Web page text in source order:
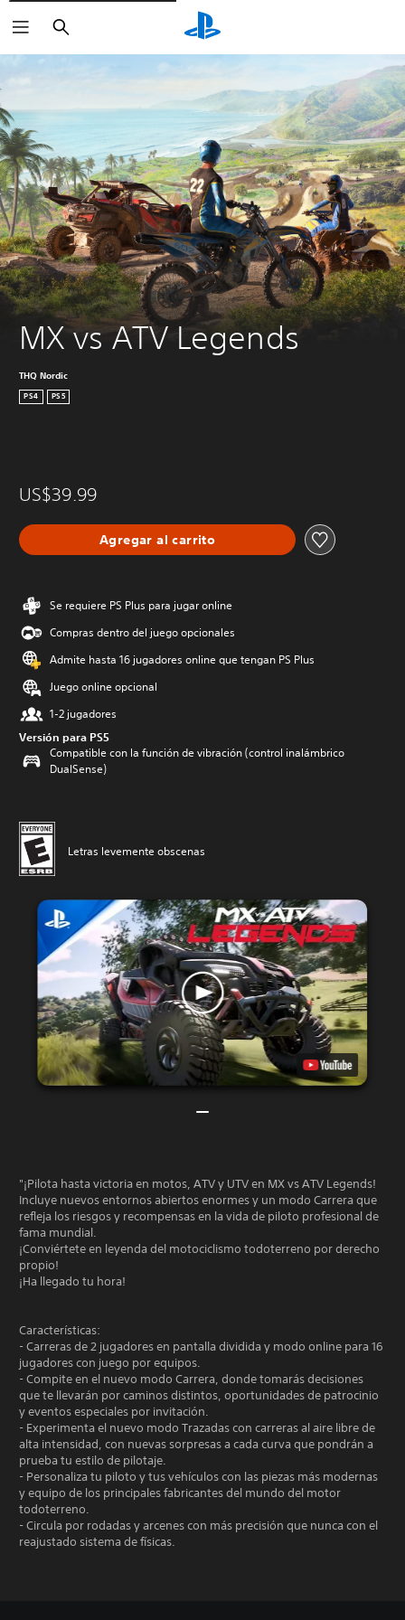
Buscar
MX vs ATV Legends
THQ Nordic
PS4 PS5
US$39.99
Agregar al carrito
Se requiere PS Plus para jugar online
Compras dentro del juego opcionales
Admite hasta 16 jugadores online que tengan PS Plus
Juego online opcional
1-2 jugadores
Versión para PS5
Compatible con la función de vibración (control inalámbrico
DualSense)
Letras levemente obscenas
"¡Pilota hasta victoria en motos, ATV y UTV en MX vs ATV Legends!
Incluye nuevos entornos abiertos enormes y un modo Carrera que
refleja los riesgos y recompensas en la vida de piloto profesional de
fama mundial.
¡Conviértete en leyenda del motociclismo todoterreno por derecho
propio!
¡Ha llegado tu hora!
Características:
- Carreras de 2 jugadores en pantalla dividida y modo online para 16
jugadores con juego por equipos.
- Compite en el nuevo modo Carrera, donde tomarás decisiones
que te llevarán por caminos distintos, oportunidades de patrocinio
y eventos especiales por invitación.
- Experimenta el nuevo modo Trazadas con carreras al aire libre de
alta intensidad, con nuevas sorpresas a cada curva que pondrán a
prueba tu estilo de pilotaje.
- Personaliza tu piloto y tus vehículos con las piezas más modernas
y equipo de los principales fabricantes del mundo del motor
todoterreno.
- Circula por rodadas y arcenes con más precisión que nunca con el
reajustado sistema de físicas.